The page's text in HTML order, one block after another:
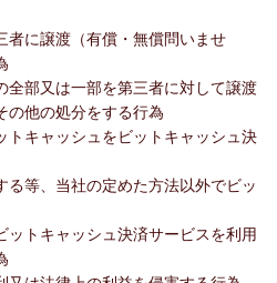
者に譲渡（有償・無償問いませ
全部又は一部を第三者に対して譲渡
の他の処分をする行為
トキャッシュをビットキャッシュ決
る等、当社の定めた方法以外でビッ
ットキャッシュ決済サービスを利用